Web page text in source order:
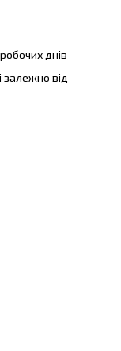
днів
від